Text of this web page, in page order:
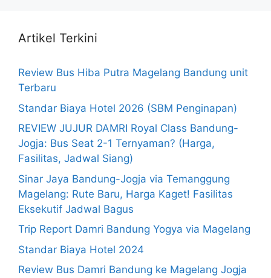
Artikel Terkini
Review Bus Hiba Putra Magelang Bandung unit
Terbaru
Standar Biaya Hotel 2026 (SBM Penginapan)
REVIEW JUJUR DAMRI Royal Class Bandung-
Jogja: Bus Seat 2-1 Ternyaman? (Harga,
Fasilitas, Jadwal Siang)
Sinar Jaya Bandung-Jogja via Temanggung
Magelang: Rute Baru, Harga Kaget! Fasilitas
Eksekutif Jadwal Bagus
Trip Report Damri Bandung Yogya via Magelang
Standar Biaya Hotel 2024
Review Bus Damri Bandung ke Magelang Jogja